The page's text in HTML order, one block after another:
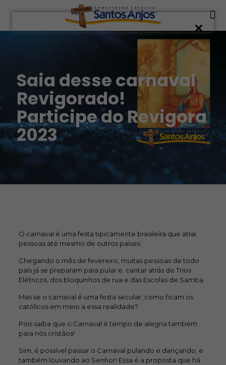
Saia desse carnaval
Revigorado!
Participe do Revigora
2023
O carnaval é uma festa tipicamente brasileira que atrai
pessoas até mesmo de outros países.
Chegando o mês de fevereiro, muitas pessoas de todo
país já se preparam para pular e cantar atrás de Trios
Elétricos, dos bloquinhos de rua e das Escolas de Samba.
Mas se o carnaval é uma festa secular, como ficam os
católicos em meio a essa realidade?
Pois saiba que o Carnaval é tempo de alegria também
para nós cristãos!
Sim, é possível passar o Carnaval pulando e dançando, e
também louvando ao Senhor! Essa é a proposta que há